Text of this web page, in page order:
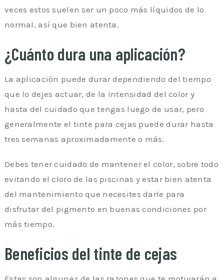
veces estos suelen ser un poco más líquidos de lo
normal, así que bien atenta.
¿Cuánto dura una aplicación?
La aplicación puede durar dependiendo del tiempo
que lo dejes actuar, de la intensidad del color y
hasta del cuidado que tengas luego de usar, pero
generalmente el tinte para cejas puede durar hasta
tres semanas aproximadamente o más.
Debes tener cuidado de mantener el color, sobre todo
evitando el cloro de las piscinas y estar bien atenta
del mantenimiento que necesites darle para
disfrutar del pigmento en buenas condiciones por
más tiempo.
Beneficios del tinte de cejas